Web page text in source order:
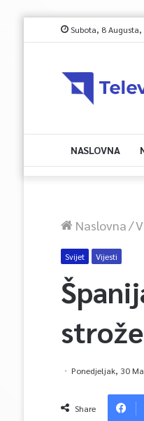
Subota, 8
NASLOVNA
Naslovna/
Svijet Vijesti
Ponedjeljak, 30
Share